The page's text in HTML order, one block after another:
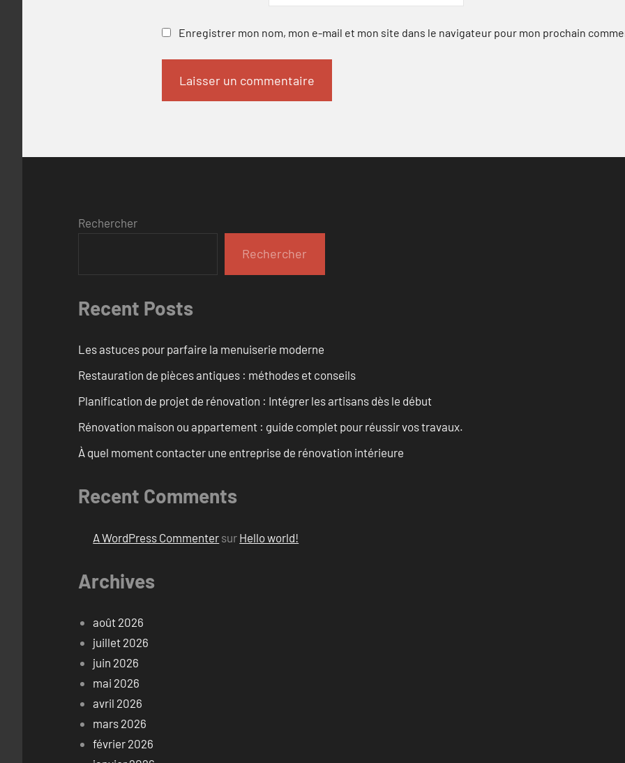
Enregistrer mon nom, mon e-mail et mon site dans le navigateur pour mon prochain
Rechercher
Rechercher
Recent Posts
Les astuces pour parfaire la menuiserie moderne
Restauration de pièces antiques : méthodes et conseils
Planification de projet de rénovation : Intégrer les artisans dès le début
Rénovation maison ou appartement : guide complet pour réussir vos travaux.
À quel moment contacter une entreprise de rénovation intérieure
Recent Comments
A WordPress Commenter sur Hello world!
Archives
août 2026
juillet 2026
juin 2026
mai 2026
avril 2026
mars 2026
février 2026